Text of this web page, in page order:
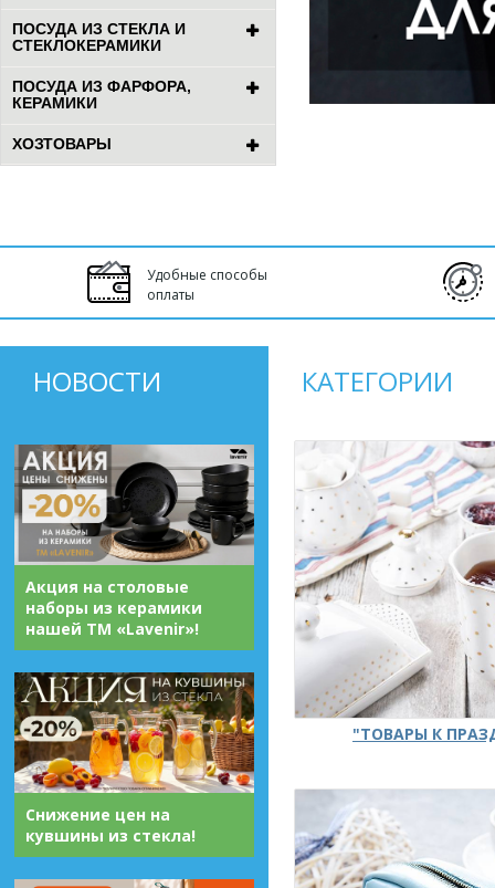
ПОСУДА ИЗ СТЕКЛА И
СТЕКЛОКЕРАМИКИ
ПОСУДА ИЗ ФАРФОРА,
КЕРАМИКИ
ХОЗТОВАРЫ
Удобные способы
оплаты
НОВОСТИ
Акция на столовые
наборы из керамики
нашей ТМ «Lavenir»!
Снижение цен на
кувшины из стекла!
КАТЕГОРИИ
"ТОВАРЫ К